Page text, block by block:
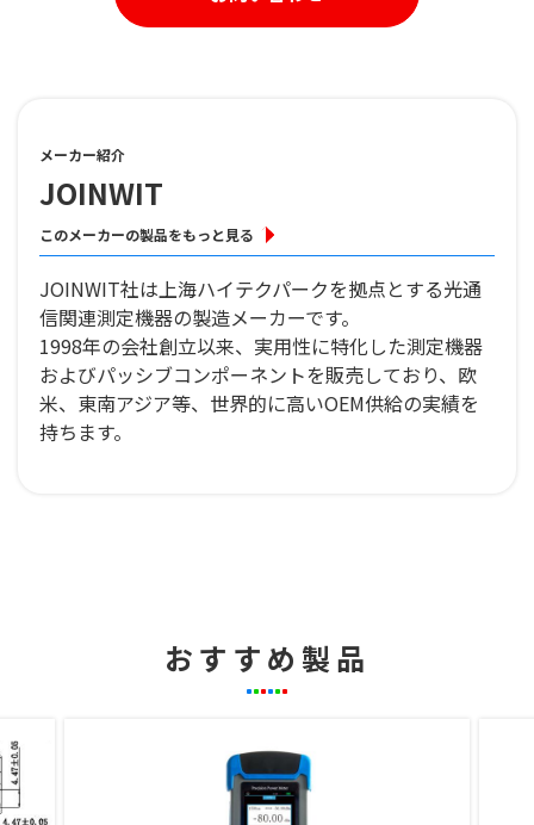
メーカー紹介
JOINWIT
このメーカーの製品をもっと見る
JOINWIT社は上海ハイテクパークを拠点とする光通
信関連測定機器の製造メーカーです。
1998年の会社創立以来、実用性に特化した測定機器
およびパッシブコンポーネントを販売しており、欧
米、東南アジア等、世界的に高いOEM供給の実績を
持ちます。
おすすめ製品